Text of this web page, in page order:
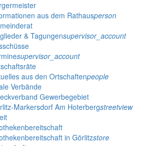
aus dem Rathausperson
& Tagungensupervisor_account
supervisor_account
aus den Ortschaftenpeople
Verbände
Gewerbegebiet
Markersdorf Am Hoterbergstreetview
in Görlitzstore